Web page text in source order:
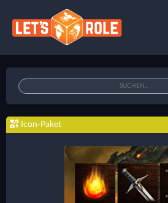
Icon-Paket